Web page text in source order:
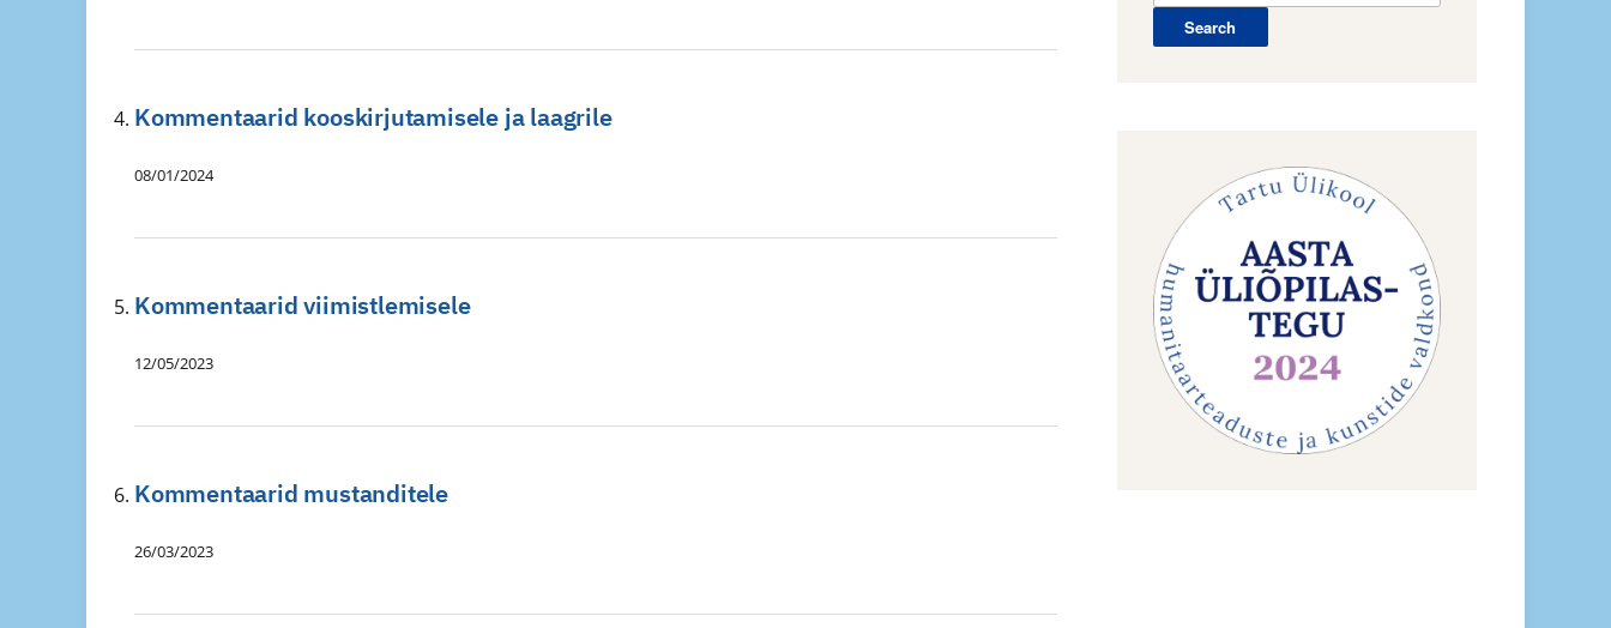
Kommentaarid kooskirjutamisele ja laagrile
08/01/2024
Kommentaarid viimistlemisele
12/05/2023
Kommentaarid mustanditele
26/03/2023